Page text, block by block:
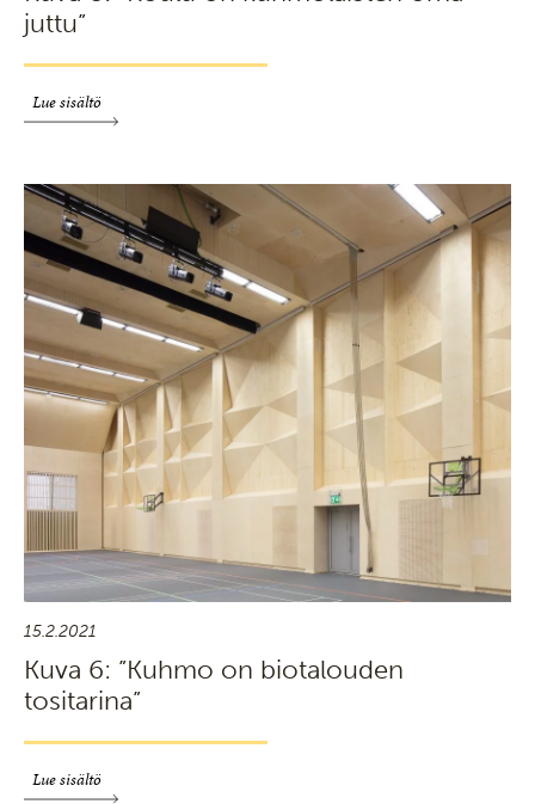
juttu”
Lue sisältö
15.2.2021
Kuva 6: ”Kuhmo on biotalouden
tositarina”
Lue sisältö